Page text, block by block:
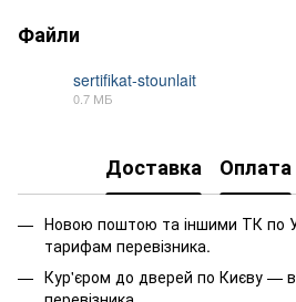
Файли
sertifikat-stounlait
0.7 МБ
Доставка Оплата
Новою поштою та іншими ТК по
тарифам перевізника.
Кур'єром до дверей по Києву —